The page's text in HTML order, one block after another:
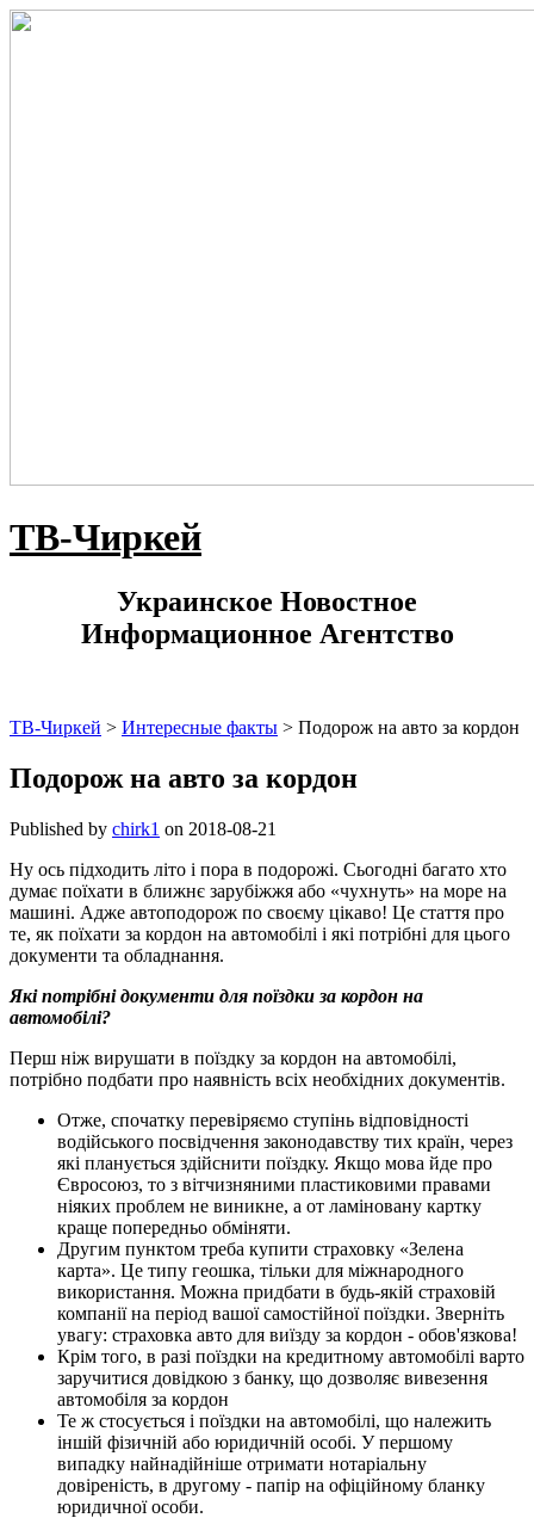
ТВ-Чиркей
Украинское Новостное
Информационное Агентство
ТВ-Чиркей > Интересные факты > Подорож на авто за кордон
Подорож на авто за кордон
Published by chirk1 on 2018-08-21
Ну ось підходить літо і пора в подорожі. Сьогодні багато хто
думає поїхати в ближнє зарубіжжя або «чухнуть» на море на
машині. Адже автоподорож по своєму цікаво! Це стаття про
те, як поїхати за кордон на автомобілі і які потрібні для цього
документи та обладнання.
Які потрібні документи для поїздки за кордон на
автомобілі?
Перш ніж вирушати в поїздку за кордон на автомобілі,
потрібно подбати про наявність всіх необхідних документів.
Отже, спочатку перевіряємо ступінь відповідності
водійського посвідчення законодавству тих країн, через
які планується здійснити поїздку. Якщо мова йде про
Євросоюз, то з вітчизняними пластиковими правами
ніяких проблем не виникне, а от ламіновану картку
краще попередньо обміняти.
Другим пунктом треба купити страховку «Зелена
карта». Це типу геошка, тільки для міжнародного
використання. Можна придбати в будь-якій страховій
компанії на період вашої самостійної поїздки. Зверніть
увагу: страховка авто для виїзду за кордон - обов'язкова!
Крім того, в разі поїздки на кредитному автомобілі варто
заручитися довідкою з банку, що дозволяє вивезення
автомобіля за кордон
Те ж стосується і поїздки на автомобілі, що належить
іншій фізичній або юридичній особі. У першому
випадку найнадійніше отримати нотаріальну
довіреність, в другому - папір на офіційному бланку
юридичної особи.